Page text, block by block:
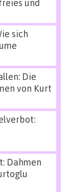
und
sich
Die
von Kurt
Dahmen